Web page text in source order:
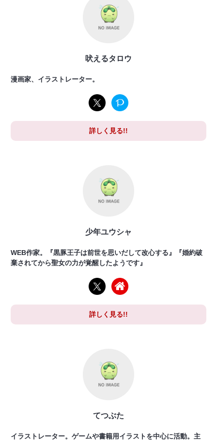
吠えるタロウ
漫画家、イラストレーター。
詳しく見る!!
少年ユウシャ
WEB作家。『黒豚王子は前世を思いだして改心する』『婚約破
棄されてから聖女の力が覚醒したようです』
詳しく見る!!
てつぶた
イラストレーター。ゲームや書籍用イラストを中心に活動。主